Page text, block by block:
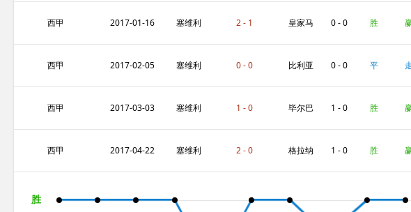
亚 亚
西甲 2017-01-16 塞维利
亚
2 - 1 皇家马
德里
0 - 0 胜
西甲 2017-02-05 塞维利
亚
0 - 0 比利亚
雷亚尔
0 - 0 平
西甲 2017-03-03 塞维利
亚
1 - 0 毕尔巴
鄂竞技
1 - 0 胜
西甲 2017-04-22 塞维利 2 - 0 格拉纳 1 - 0 胜
胜